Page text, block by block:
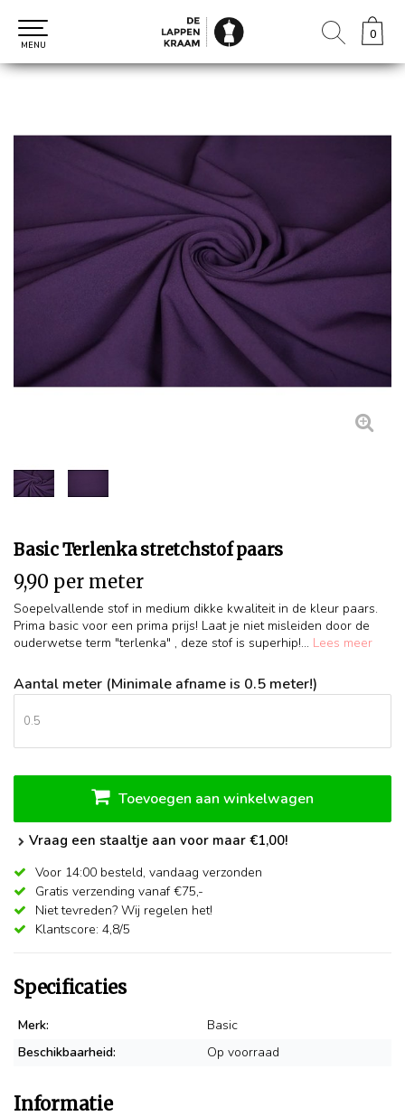
0
0
MENU
Basic Terlenka stretchstof paars
9,90 per meter
Soepelvallende stof in medium dikke kwaliteit in de kleur paars.
Prima basic voor een prima prijs! Laat je niet misleiden door de
ouderwetse term "terlenka" , deze stof is superhip!... Lees meer
Aantal meter (Minimale afname is 0.5 meter!)
Toevoegen aan winkelwagen
Vraag een staaltje aan voor maar €1,00!
Voor 14:00 besteld, vandaag verzonden
Gratis verzending vanaf €75,-
Niet tevreden? Wij regelen het!
Klantscore: 4,8/5
Specificaties
Merk:
Basic
Beschikbaarheid:
Op voorraad
Informatie